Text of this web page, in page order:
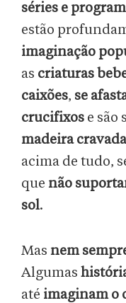
séries e
estão
imaginação
as criaturas
caixões, se
crucifixos e são
madeira
acima de tudo,
que não
sol.
Mas nem
Algumas
até imaginam o